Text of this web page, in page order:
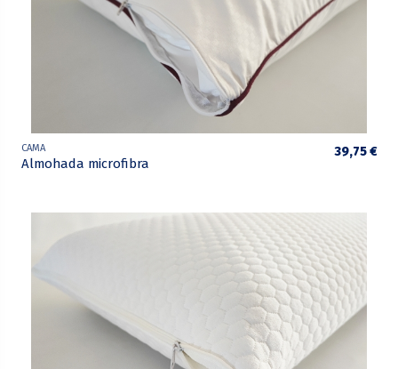
CAMA
Almohada microfibra
39,75 €